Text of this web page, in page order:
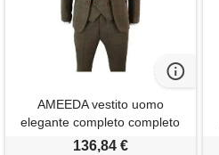
AMEEDA vestito uomo
elegante completo completo
da uomo a quadri marrone, 3
136,84 €